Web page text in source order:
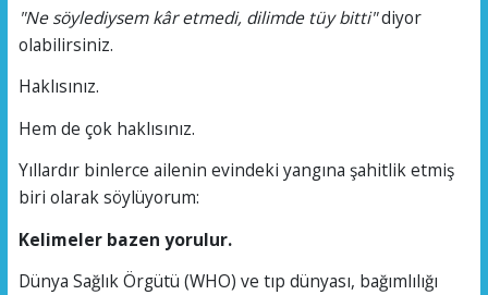
"Ne söylediysem kâr etmedi, dilimde tüy bitti"diyor
olabilirsiniz.
Haklısınız.
Hem de çok haklısınız.
Yıllardır binlerce ailenin evindeki yangına şahitlik etmiş
biri olarak söylüyorum:
Kelimeler bazen yorulur.
Dünya Sağlık Örgütü (WHO) ve tıp dünyası, bağımlılığı